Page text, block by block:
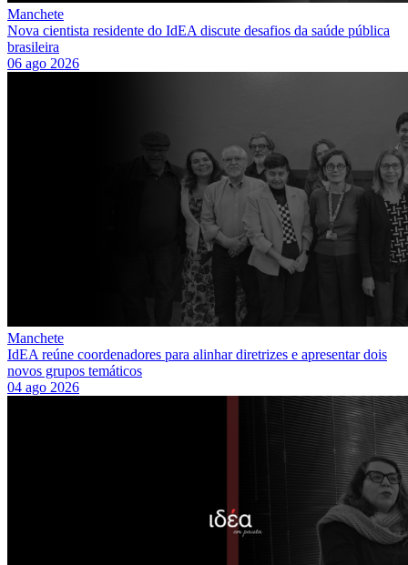
Manchete
Nova cientista residente do IdEA discute desafios da saúde pública
brasileira
06 ago 2026
Manchete
IdEA reúne coordenadores para alinhar diretrizes e apresentar dois
novos grupos temáticos
04 ago 2026